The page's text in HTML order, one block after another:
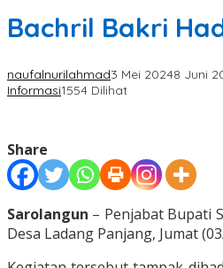
Bachril Bakri
naufalnurilahmad3 Mei 20248 Juni
Informasi1554 Dilihat
Share
Sarolangun – Penjabat Bupati
Desa Ladang Panjang, Jumat